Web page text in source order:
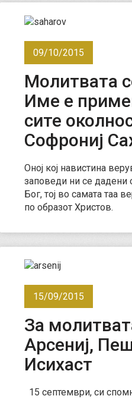
09/10/2015
Молитвата
Име е
сите
Софрониј
Оној кој навистина
заповеди ни се дадени
Бог, тој во самата таа
по образот Христов.
15/09/2015
За
Арсениј,
Исихаст
15 септември, си